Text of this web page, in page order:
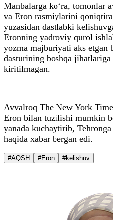
Manbalarga ko‘ra, tomonlar
va Eron rasmiylarini
yuzasidan dastlabki
Eronning yadroviy qurol
yozma majburiyati aks etgan
dasturining boshqa
kiritilmagan.
Avvalroq The New York
Eron bilan tuzilishi mumkin
yanada kuchaytirib,
haqida xabar bergan edi.
#AQSH #Eron #kelishuv